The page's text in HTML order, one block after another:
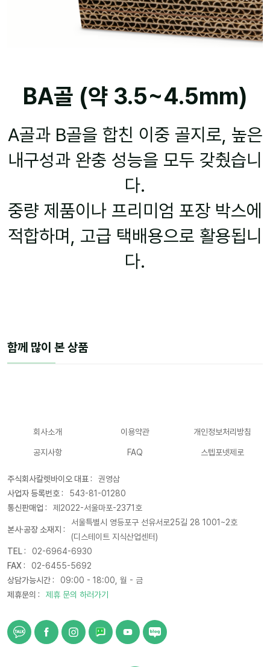
BA골 (약 3.5~4.5mm)
A골과 B골을 합친 이중 골지로, 높은
내구성과 완충 성능을 모두 갖췄습니
다.
중량 제품이나 프리미엄 포장 박스에
적합하며, 고급 택배용으로 활용됩니
다.
함께 많이 본 상품
회사소개 이용약관 개인정보처리방침
공지사항 FAQ 스텝포넷제로
주식회사칼렛바이오 대표 :
권영삼
사업자 등록번호 :
543-81-01280
통신판매업 :
제2022-서울마포-2371호
본사·공장 소재지 :
서울특별시 영등포구 선유서로25길 28 1001~2호
(디스테이트 지식산업센터)
TEL :
02-6964-6930
FAX :
02-6455-5692
상담가능시간 :
09:00 - 18:00, 월 - 금
제휴문의 :
제휴 문의 하러가기